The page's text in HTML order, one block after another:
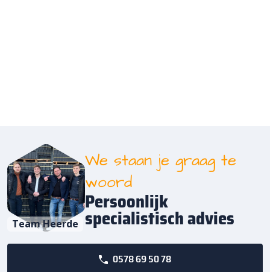
Team Heerde
We staan je graag te
woord
Persoonlijk
specialistisch advies
0578 69 50 78